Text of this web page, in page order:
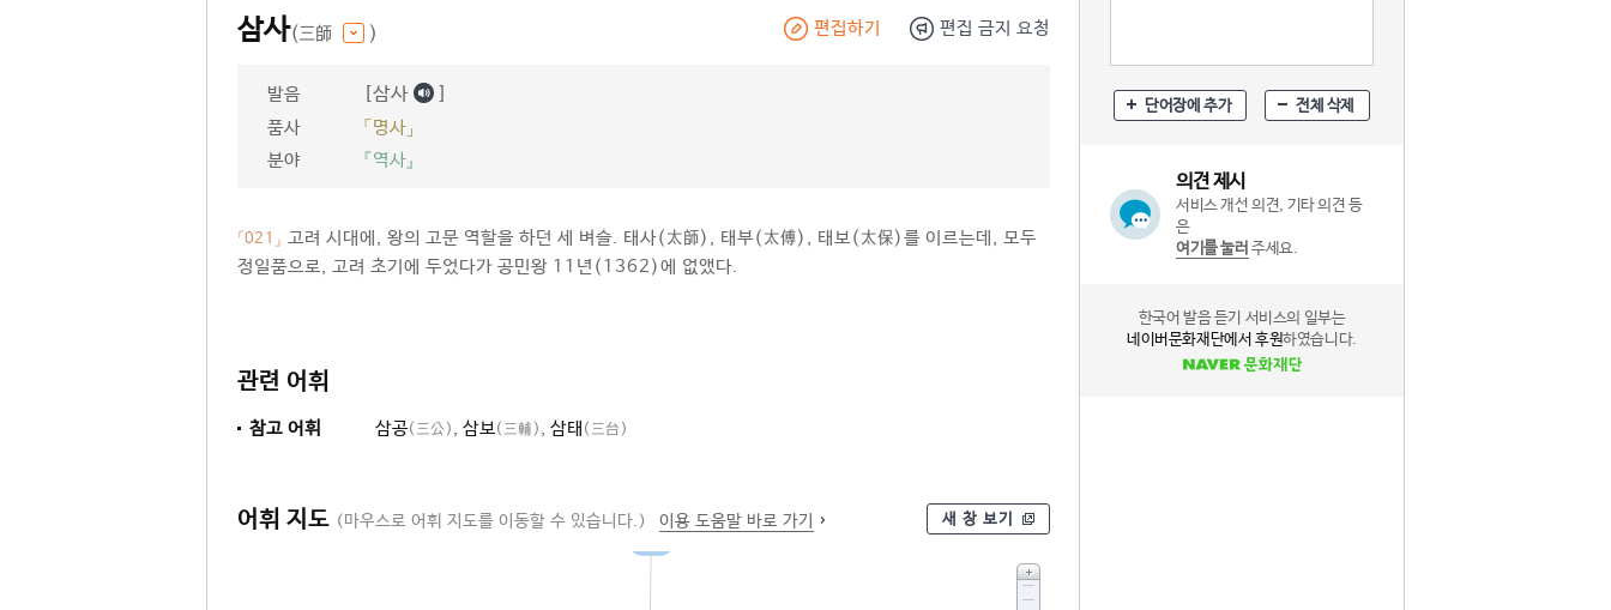
삼사(三師 ) 편집하기 편집 금지 요청
발음 [삼사 ]
품사
「명사」
분야
『역사』
「021」 고려 시대에, 왕의 고문 역할을 하던 세 벼슬. 태사(太師), 태부(太傅), 태보(太保)를 이르는데, 모두
정일품으로, 고려 초기에 두었다가 공민왕 11년(1362)에 없앴다.
관련 어휘
참고 어휘 삼공(三公) , 삼보(三輔) , 삼태 (三台)
어휘 지도 (마우스로 어휘 지도를 이동할 수 있습니다.) 이용 도움말 바로 가기 새 창 보기
단어장에 추가 전체 삭제
의견 제시
서비스 개선 의견, 기타 의견 등
은
여기를 눌러 주세요.
한국어 발음 듣기 서비스의 일부는
네이버문화재단에서 후원하였습니다.